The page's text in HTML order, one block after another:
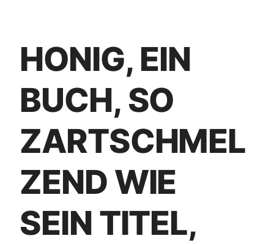
HONIG, EIN
BUCH, SO
ZARTSCHMEL
ZEND WIE
SEIN TITEL,